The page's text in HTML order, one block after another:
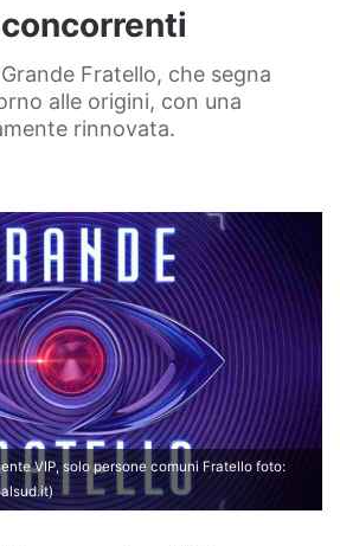
Fratello, che segna
alle origini, con una
rinnovata.
VIP, solo persone comuni Fratello foto: